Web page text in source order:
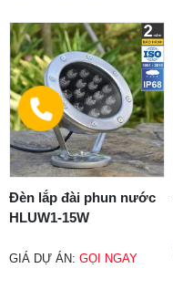
Đèn lắp đài phun nước
HLUW1-15W
GIÁ DỰ ÁN: GỌI NGAY